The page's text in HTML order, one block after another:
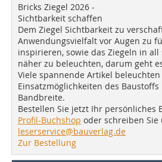
Bricks Ziegel 2026 -
Sichtbarkeit schaffen
Dem Ziegel Sichtbarkeit zu
Anwendungsvielfalt vor Augen zu
inspirieren, sowie das Ziegeln in all
näher zu beleuchten, darum geht
Viele spannende Artikel beleuchten
Einsatzmöglichkeiten des
Bandbreite.
Bestellen Sie jetzt Ihr persönliches
Profil-Buchshop oder schreiben Sie
leserservice@bauverlag.de
Zur Bestellung